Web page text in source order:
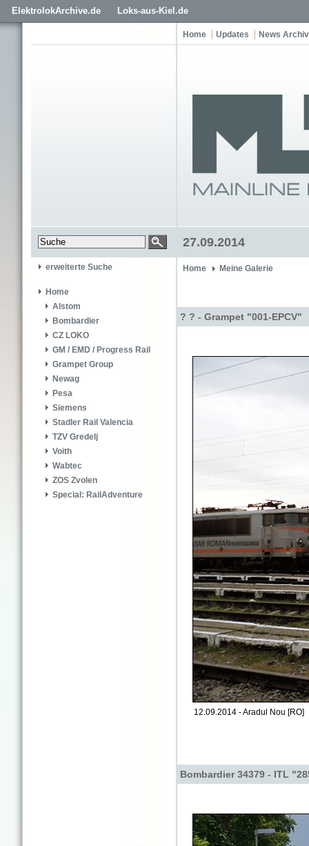
ElektrolokArchive.de Loks-aus-Kiel.de
Home Updates News Archiv
27.09.2014
erweiterte Suche
Home
Alstom
Bombardier
CZ LOKO
GM / EMD / Progress Rail
Grampet Group
Newag
Pesa
Siemens
Stadler Rail Valencia
TZV Gredelj
Voith
Wabtec
ZOS Zvolen
Special: RailAdventure
Home Meine Galerie
? ? - Grampet "001-EPCV"
12.09.2014 - Aradul Nou [RO]
Bombardier 34379 - ITL